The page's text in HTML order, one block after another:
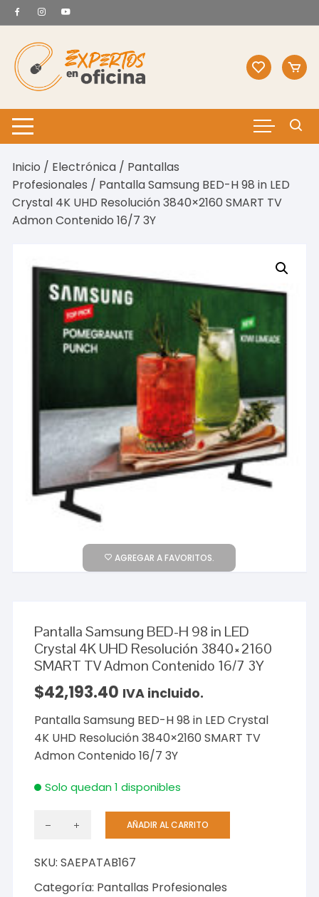
Saltar
al
contenido
Inicio / Electrónica / Pantallas
Profesionales / Pantalla Samsung BED-H 98 in LED
Crystal 4K UHD Resolución 3840×2160 SMART TV
Admon Contenido 16/7 3Y
AGREGAR A FAVORITOS.
Pantalla Samsung BED-H 98 in LED
Crystal 4K UHD Resolución 3840×2160
SMART TV Admon Contenido 16/7 3Y
$42,193.40 IVA incluido.
Pantalla Samsung BED-H 98 in LED Crystal
4K UHD Resolución 3840×2160 SMART TV
Admon Contenido 16/7 3Y
Solo quedan 1 disponibles
Pantalla
BED-
H
AÑADIR AL CARRITO
SKU:SAEPATAB167
Categoría: Pantallas Profesionales